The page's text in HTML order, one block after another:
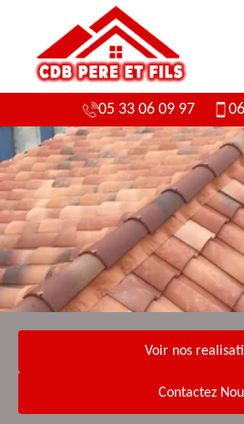
05 33 06 09 97
Voir nos
Contactez